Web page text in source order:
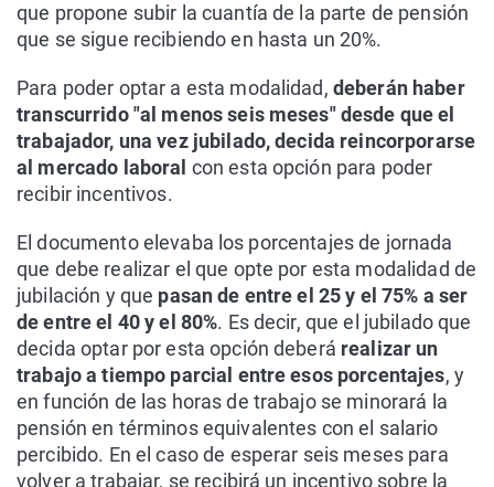
que propone subir la cuantía de la parte de pensión
que se sigue recibiendo en hasta un 20%.
Para poder optar a esta modalidad, deberán haber
transcurrido "al menos seis meses" desde que el
trabajador, una vez jubilado, decida reincorporarse
al mercado laboral con esta opción para poder
recibir incentivos.
El documento elevaba los porcentajes de jornada
que debe realizar el que opte por esta modalidad de
jubilación y que pasan de entre el 25 y el 75% a ser
de entre el 40 y el 80%. Es decir, que el jubilado que
decida optar por esta opción deberá realizar un
trabajo a tiempo parcial entre esos porcentajes, y
en función de las horas de trabajo se minorará la
pensión en términos equivalentes con el salario
percibido. En el caso de esperar seis meses para
volver a trabajar, se recibirá un incentivo sobre la